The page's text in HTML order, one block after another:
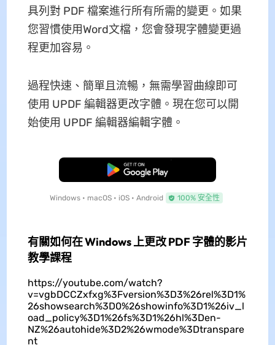
具列對 PDF 檔案進行所有所需的變更。如果
您習慣使用Word文檔，您會發現字體變更過
程更加容易。
過程快速、簡單且流暢，無需學習曲線即可
使用 UPDF 編輯器更改字體。現在您可以開
始使用 UPDF 編輯器編輯字體。
免費下載
Windows • macOS • iOS • Android 100% 安全性
有關如何在 Windows 上更改 PDF 字體的影片
教學課程
https://youtube.com/watch?
v=vgbDCCZxfxg%3Fversion%3D3%26rel%3D1%
26showsearch%3D0%26showinfo%3D1%26iv_l
oad_policy%3D1%26fs%3D1%26hl%3Den-
NZ%26autohide%3D2%26wmode%3Dtranspare
nt